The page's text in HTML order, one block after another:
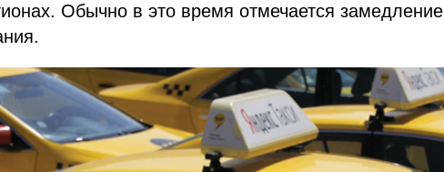
Обычно в это время отмечается замедление